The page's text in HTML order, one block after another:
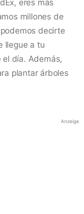
eres más
millones de
decirte
llegue a tu
el día. Además,
plantar árboles
Anzeige